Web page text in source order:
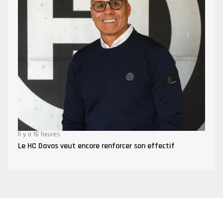
Il y a 16 heures
Le HC Davos veut encore renforcer son effectif